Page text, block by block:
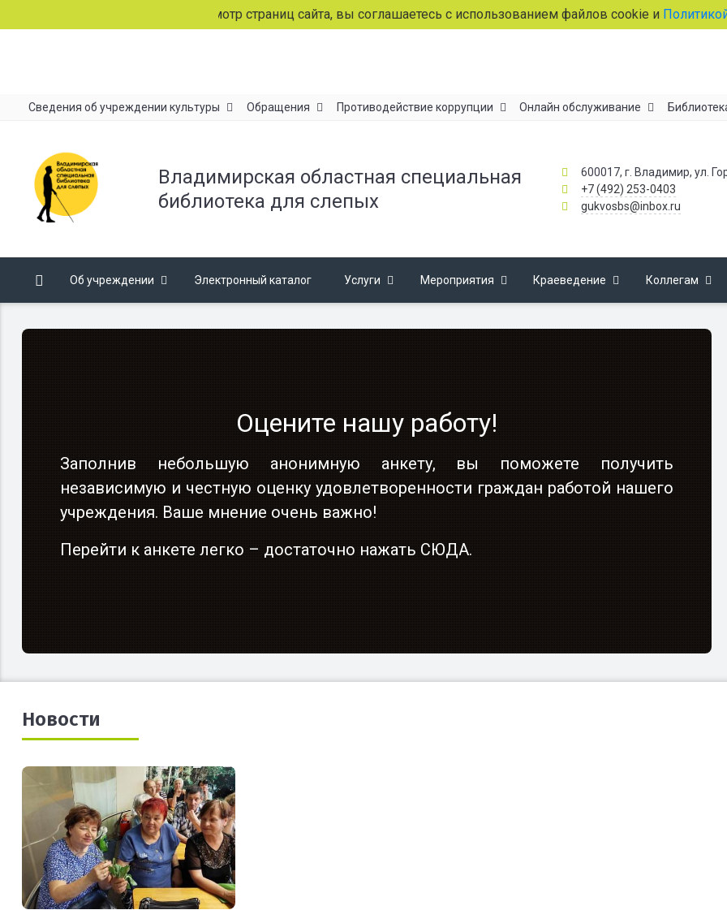
Продолжая просмотр страниц сайта, вы соглашаетесь с использованием файлов cookie иПолитикой об
Сведения об учреждении культуры Обращения Противодействие коррупции Онлайн обслуживание
Владимирская областная специальная
библиотека для слепых
600017, г. Владимир, ул.
+7 (492) 253-0403
gukvosbs@inbox.ru
Об учреждении Электронный каталог Услуги Мероприятия Краеведение Коллегам
Оцените нашу работу!
Заполнив небольшую анонимную анкету, вы поможете получить
независимую и честную оценку удовлетворенности граждан работой нашего
учреждения. Ваше мнение очень важно!
Перейти к анкете легко – достаточно нажать СЮДА.
Оцените нашу работу!
Заполнив небольшую анонимную анкету, вы поможете получить
независимую и честную оценку удовлетворенности граждан работой нашего
учреждения. Ваше мнение очень важно!
Перейти к анкете легко – достаточно нажать СЮДА.
Новости